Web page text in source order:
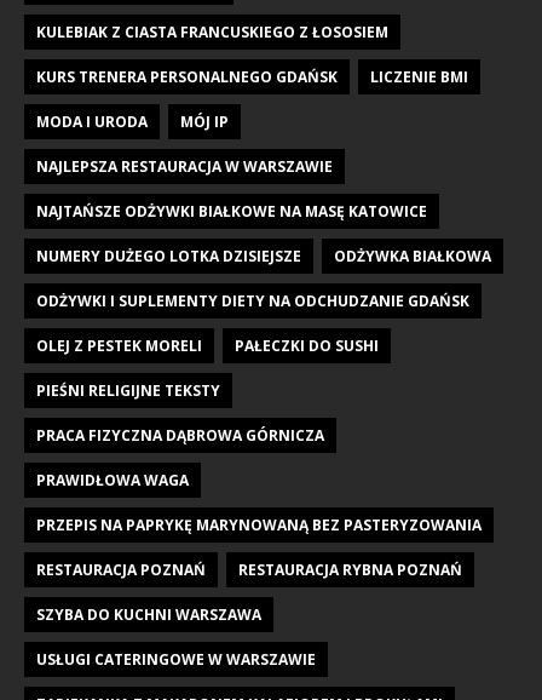
KULEBIAK Z CIASTA FRANCUSKIEGO Z ŁOSOSIEM
KURS TRENERA PERSONALNEGO GDAŃSK LICZENIE BMI
MODA I URODA MÓJ IP
NAJLEPSZA RESTAURACJA W WARSZAWIE
NAJTAŃSZE ODŻYWKI BIAŁKOWE NA MASĘ KATOWICE
NUMERY DUŻEGO LOTKA DZISIEJSZE ODŻYWKA BIAŁKOWA
ODŻYWKI I SUPLEMENTY DIETY NA ODCHUDZANIE GDAŃSK
OLEJ Z PESTEK MORELI PAŁECZKI DO SUSHI
PIEŚNI RELIGIJNE TEKSTY
PRACA FIZYCZNA DĄBROWA GÓRNICZA
PRAWIDŁOWA WAGA
PRZEPIS NA PAPRYKĘ MARYNOWANĄ BEZ PASTERYZOWANIA
RESTAURACJA POZNAŃ RESTAURACJA RYBNA POZNAŃ
SZYBA DO KUCHNI WARSZAWA
USŁUGI CATERINGOWE W WARSZAWIE